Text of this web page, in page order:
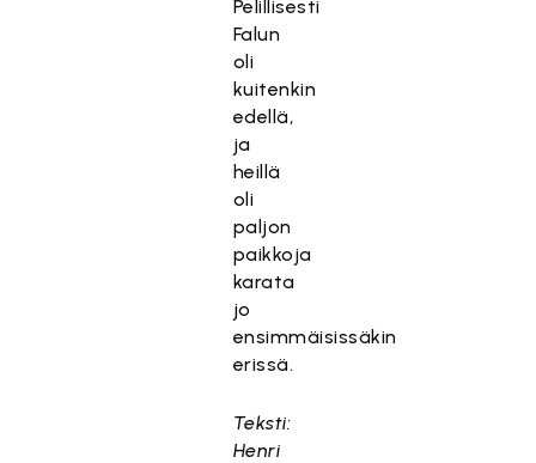
Pelillisesti
Falun
oli
kuitenkin
edellä,
ja
heillä
oli
paljon
paikkoja
karata
jo
ensimmäisissäkin
erissä.
Teksti:
Henri